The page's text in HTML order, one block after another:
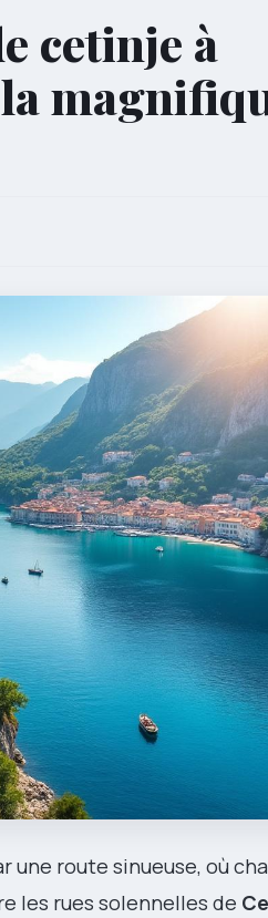
cetinje à
route sinueuse, où
les rues solennelles de